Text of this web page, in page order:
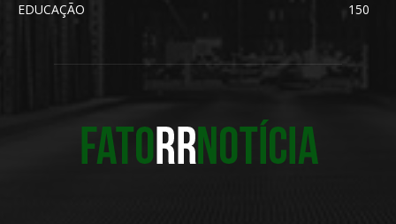
EDUCAÇÃO
150